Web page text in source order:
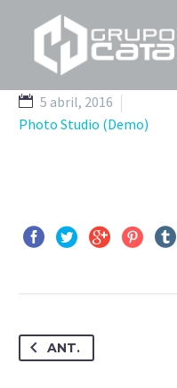
5 abril, 2016
Photo Studio (Demo)
ANT.